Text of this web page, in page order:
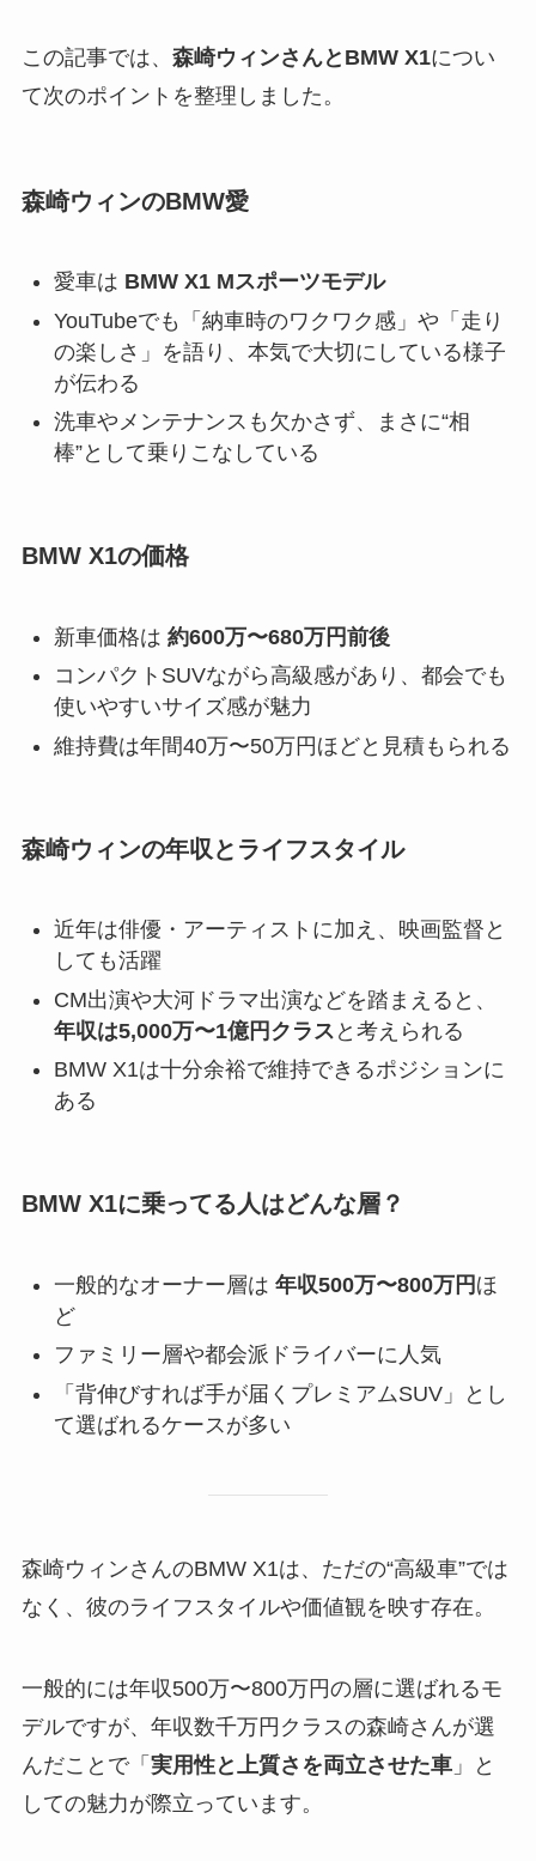
この記事では、 森崎ウィンさんとBMW X1につい
て次のポイントを整理しました。
森崎ウィンのBMW愛
愛車は BMW X1 Mスポーツモデル
YouTubeでも「納車時のワクワク感」や「走り
の楽しさ」を語り、本気で大切にしている様子
が伝わる
洗車やメンテナンスも欠かさず、まさに“相
棒”として乗りこなしている
BMW X1の価格
新車価格は 約600万〜680万円前後
コンパクトSUVながら高級感があり、都会でも
使いやすいサイズ感が魅力
維持費は年間40万〜50万円ほどと見積もられる
森崎ウィンの年収とライフスタイル
近年は俳優・アーティストに加え、映画監督と
しても活躍
CM出演や大河ドラマ出演などを踏まえると、
年収は5,000万〜1億円クラス と考えられる
BMW X1は十分余裕で維持できるポジションに
ある
BMW X1に乗ってる人はどんな層？
一般的なオーナー層は 年収500万〜800万円 ほ
ど
ファミリー層や都会派ドライバーに人気
「背伸びすれば手が届くプレミアムSUV」とし
て選ばれるケースが多い
森崎ウィンさんのBMW X1は、ただの“高級車”では
なく、彼のライフスタイルや価値観を映す存在。
一般的には年収500万〜800万円の層に選ばれるモ
デルですが、年収数千万円クラスの森崎さんが選
んだことで「 実用性と上質さを両立させた車」と
しての魅力が際立っています。